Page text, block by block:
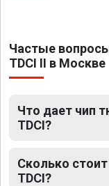
Частые
TDCI II в Москве
Что дает чип
TDCI?
Сколько
TDCI?